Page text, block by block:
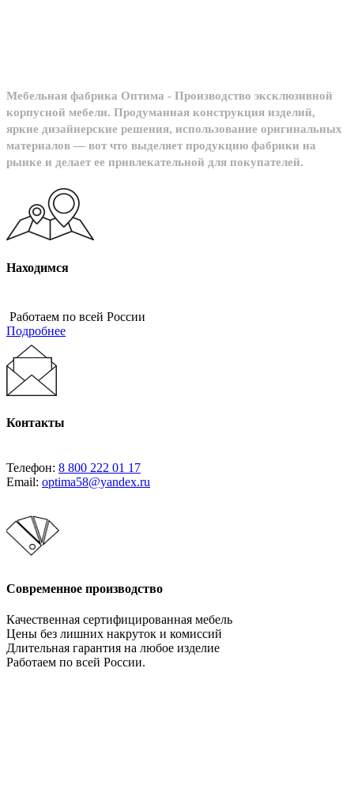
Мебельная фабрика Оптима - Производство эксклюзивной
корпусной мебели. Продуманная конструкция изделий,
яркие дизайнерские решения, использование оригинальных
материалов — вот что выделяет продукцию фабрики на
рынке и делает ее привлекательной для покупателей.
Находимся
Работаем по всей России
Подробнее
Контакты
Телефон: 8 800 222 01 17
Email: optima58@yandex.ru
Современное производство
Качественная сертифицированная мебель
Цены без лишних накруток и комиссий
Длительная гарантия на любое изделие
Работаем по всей России.